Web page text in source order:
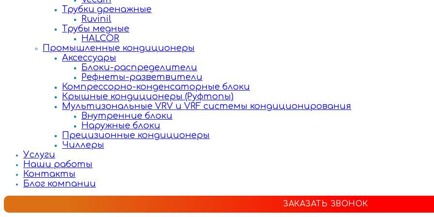
Трубки дренажные
Ruvinil
Трубы медные
HALCOR
Промышленные кондиционеры
Аксессуары
Блоки-распределители
Рефнеты-разветвители
Компрессорно-конденсаторные блоки
Крышные кондиционеры (Руфтопы)
Мультизональные VRV и VRF системы кондиционирования
Внутренние блоки
Наружные блоки
Прецизионные кондиционеры
Чиллеры
Услуги
Наши работы
Контакты
Блог компании
ЗАКАЗАТЬ ЗВОНОК